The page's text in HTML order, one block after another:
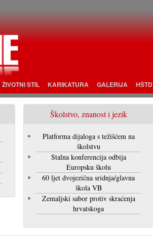
ŽIVOTNI STIL KARIKATURA GALERIJA HŠTD
Školstvo, znanost i jezik
Platforma dijaloga s težišćem na
školstvu
Stalna konferencija odbija
Europsku školu
60 ljet dvojezična sridnja/glavna
škola VB
Zemaljski sabor protiv skraćenja
hrvatskoga